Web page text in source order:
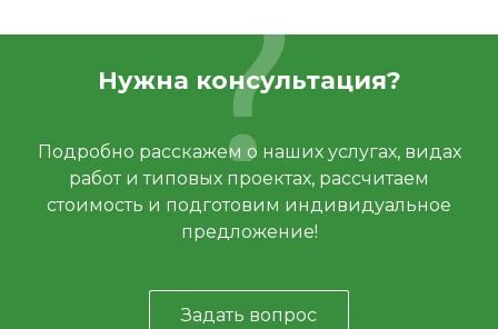
Нужна консультация?
Подробно расскажем о наших услугах, видах
работ и типовых проектах, рассчитаем
стоимость и подготовим индивидуальное
предложение!
Задать вопрос